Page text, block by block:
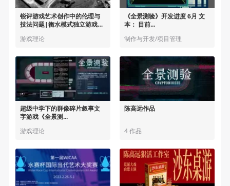
锐评游戏艺术创作中的伦理与
技法问题|衡水模式独立游戏
游戏理论
《全景测验》开发进度 6月 文
本： 目前...
制作与开发/项目管理
超级中学下的群像碎片叙事文
字游戏《全景测...
游戏理论
陈高远作品
4 作品